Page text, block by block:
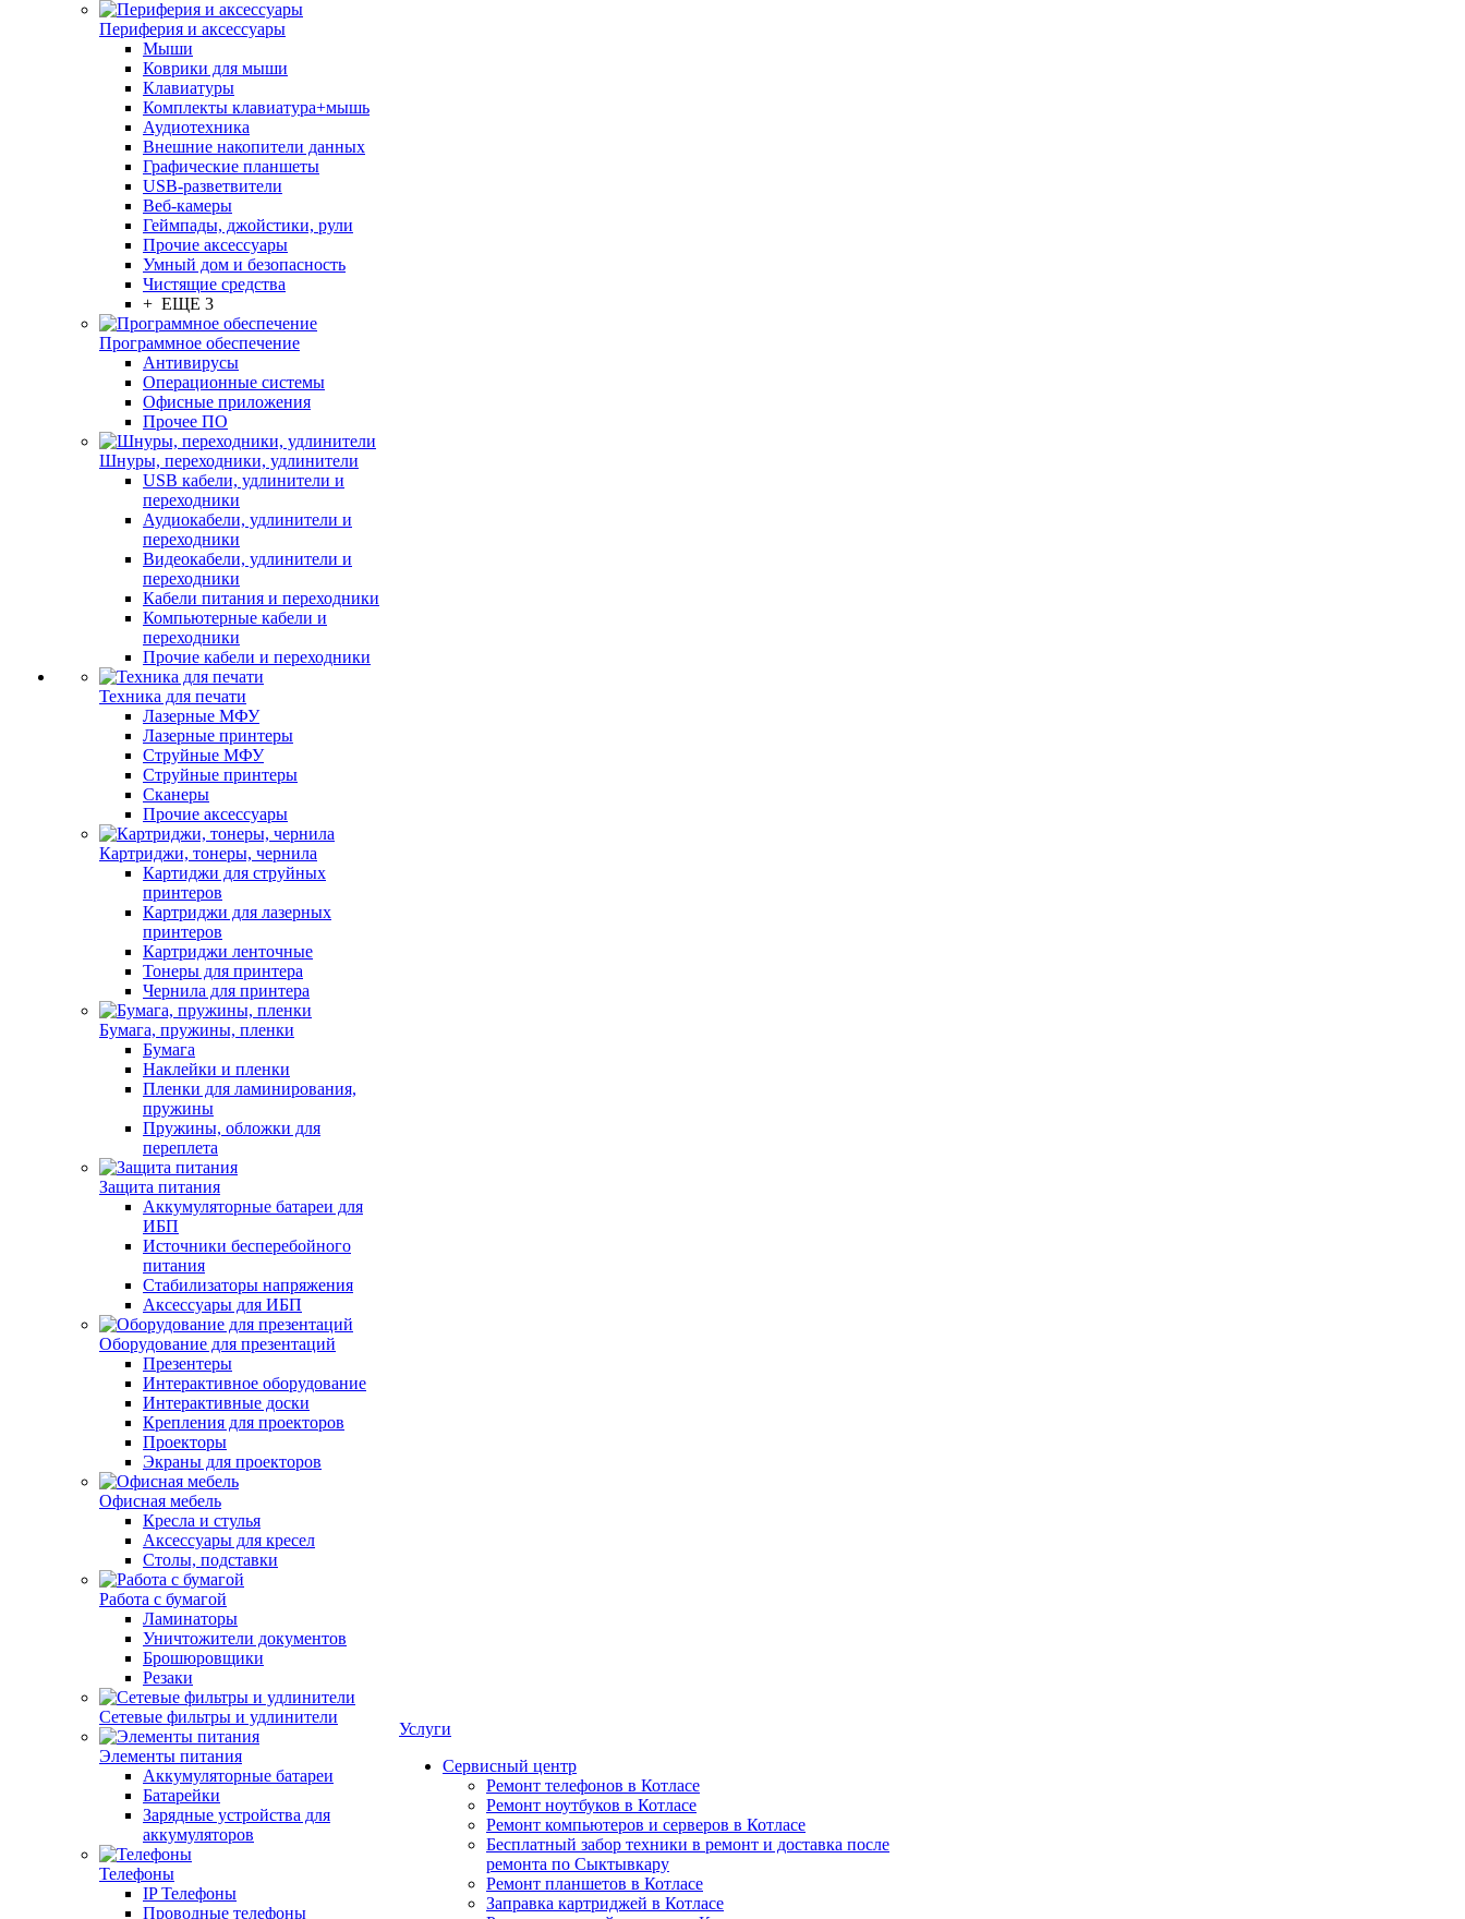
Периферия и аксессуары
Мыши
Коврики для мыши
Клавиатуры
Комплекты клавиатура+мышь
Аудиотехника
Внешние накопители данных
Графические планшеты
USB-разветвители
Веб-камеры
Геймпады, джойстики, рули
Прочие аксессуары
Умный дом и безопасность
Чистящие средства
+ ЕЩЕ 3
Программное обеспечение
Антивирусы
Операционные системы
Офисные приложения
Прочее ПО
Шнуры, переходники, удлинители
USB кабели, удлинители и
переходники
Аудиокабели, удлинители и
переходники
Видеокабели, удлинители и
переходники
Кабели питания и переходники
Компьютерные кабели и
переходники
Прочие кабели и переходники
Техника для печати
Лазерные МФУ
Лазерные принтеры
Струйные МФУ
Струйные принтеры
Сканеры
Прочие аксессуары
Картриджи, тонеры, чернила
Картиджи для струйных
принтеров
Картриджи для лазерных
принтеров
Картриджи ленточные
Тонеры для принтера
Чернила для принтера
Бумага, пружины, пленки
Бумага
Наклейки и пленки
Пленки для ламинирования,
пружины
Пружины, обложки для
переплета
Защита питания
Аккумуляторные батареи для
ИБП
Источники бесперебойного
питания
Стабилизаторы напряжения
Аксессуары для ИБП
Оборудование для презентаций
Презентеры
Интерактивное оборудование
Интерактивные доски
Крепления для проекторов
Проекторы
Экраны для проекторов
Офисная мебель
Кресла и стулья
Аксессуары для кресел
Столы, подставки
Работа с бумагой
Ламинаторы
Уничтожители документов
Брошюровщики
Резаки
Сетевые фильтры и удлинители
Элементы питания
Аккумуляторные батареи
Батарейки
Зарядные устройства для
аккумуляторов
Телефоны
IP Телефоны
Проводные телефоны
Услуги
Сервисный центр
Ремонт телефонов в Котлаcе
Ремонт ноутбуков в Котлаcе
Ремонт компьютеров и серверов в Котлаcе
Бесплатный забор техники в ремонт и доставка после
ремонта по Сыктывкару
Ремонт планшетов в Котлаcе
Заправка картриджей в Котлаcе